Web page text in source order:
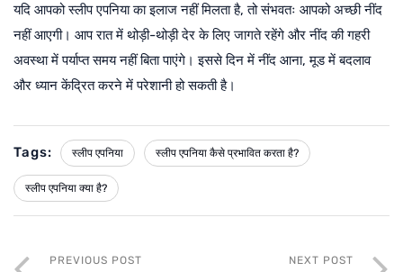
यदि आपको स्लीप एपनिया का इलाज नहीं मिलता है, तो संभवतः आपको अच्छी नींद
नहीं आएगी। आप रात में थोड़ी-थोड़ी देर के लिए जागते रहेंगे और नींद की गहरी
अवस्था में पर्याप्त समय नहीं बिता पाएंगे। इससे दिन में नींद आना, मूड में बदलाव
और ध्यान केंद्रित करने में परेशानी हो सकती है।
Tags: स्लीप एपनिया स्लीप एपनिया कैसे प्रभावित करता है?
स्लीप एपनिया क्या है?
PREVIOUS POST NEXT POST